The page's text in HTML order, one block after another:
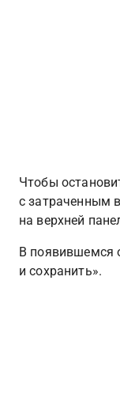
Чтобы
с затраченным
на верхней
В появившемся
и сохранить».